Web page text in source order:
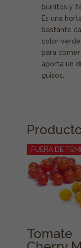
burritos y
Es una
bastante
color
para
aporta un
guisos.
FUERA DE
Tomate